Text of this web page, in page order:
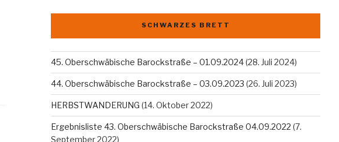
SCHWARZES BRETT
45. Oberschwäbische Barockstraße – 01.09.2024(28. Juli 2024)
44. Oberschwäbische Barockstraße – 03.09.2023 (26. Juli 2023)
HERBSTWANDERUNG (14. Oktober 2022)
Ergebnisliste 43. Oberschwäbische Barockstraße 04.09.2022 (7.
September 2022)